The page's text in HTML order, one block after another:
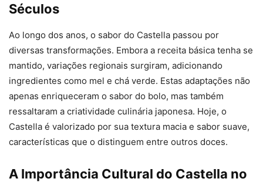
Séculos
Ao longo dos anos, o sabor do Castella passou por
diversas transformações. Embora a receita básica tenha se
mantido, variações regionais surgiram, adicionando
ingredientes como mel e chá verde. Estas adaptações não
apenas enriqueceram o sabor do bolo, mas também
ressaltaram a criatividade culinária japonesa. Hoje, o
Castella é valorizado por sua textura macia e sabor suave,
características que o distinguem entre outros doces.
A Importância Cultural do Castella no